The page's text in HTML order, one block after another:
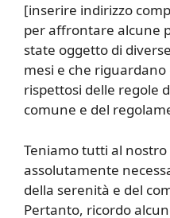
[inserire indirizzo
per affrontare alcune
state oggetto di
mesi e che
rispettosi delle regole
comune e del
Teniamo tutti al
assolutamente
della serenità e del
Pertanto, ricordo